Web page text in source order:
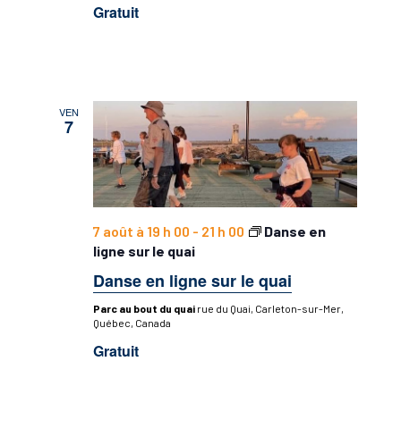
Gratuit
VEN
7
Danse en ligne sur le quai
7 août à 19 h 00 - 21 h 00
Danse en
ligne sur le quai
Parc au bout du quai rue du Quai, Carleton-sur-Mer,
Québec, Canada
Gratuit